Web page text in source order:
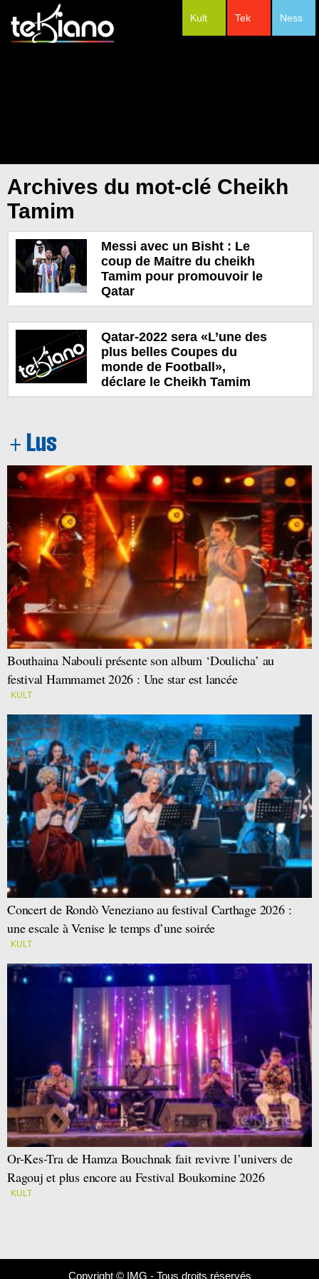
Ness
Tek
Kult
Archives du mot-clé Cheikh
Tamim
Messi avec un Bisht : Le
coup de Maitre du cheikh
Tamim pour promouvoir le
Qatar
Qatar-2022 sera «L’une des
plus belles Coupes du
monde de Football»,
déclare le Cheikh Tamim
Bouthaina Nabouli présente son album ‘Doulicha’ au
festival Hammamet 2026 : Une star est lancée
KULT
Concert de Rondò Veneziano au festival Carthage 2026 :
une escale à Venise le temps d’une soirée
KULT
Or-Kes-Tra de Hamza Bouchnak fait revivre l’univers de
Ragouj et plus encore au Festival Boukornine 2026
KULT
Copyright © IMG - Tous droits réservés